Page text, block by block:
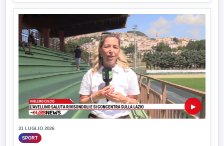
▶
31 LUGLIO 2026
SPORT